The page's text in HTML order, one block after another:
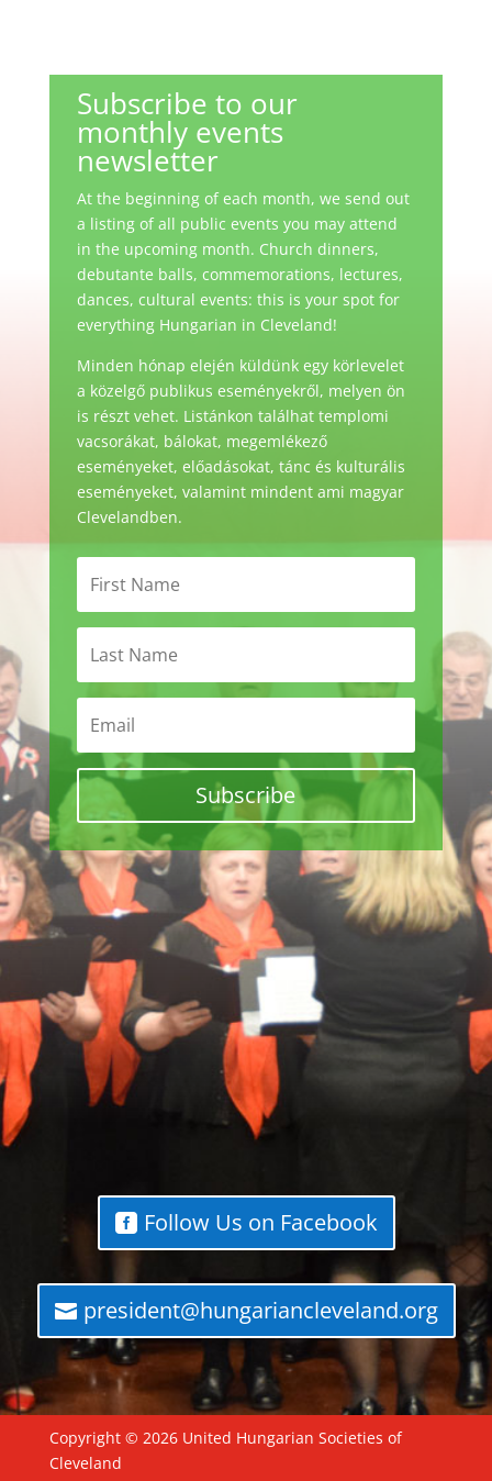
Subscribe to our
monthly events
newsletter
At the beginning of each month, we send out
a listing of all public events you may attend
in the upcoming month. Church dinners,
debutante balls, commemorations, lectures,
dances, cultural events: this is your spot for
everything Hungarian in Cleveland!
Minden hónap elején küldünk egy körlevelet
a közelgő publikus eseményekről, melyen ön
is részt vehet. Listánkon találhat templomi
vacsorákat, bálokat, megemlékező
eseményeket, előadásokat, tánc és kulturális
eseményeket, valamint mindent ami magyar
Clevelandben.
Subscribe
Follow Us on Facebook
president@hungariancleveland.org
Copyright © 2026 United Hungarian Societies of
Cleveland